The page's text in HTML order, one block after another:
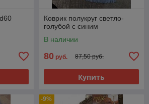
Коврик полукруг светло-
голубой с синим
В наличии
80 руб. 87,50 руб.
Купить
-9%